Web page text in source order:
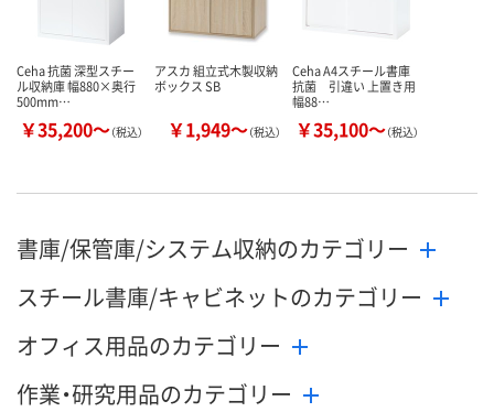
カゴへ
Ceha 抗菌 深型スチー
ル収納庫 幅880×奥行
500mm…
￥35,200～（税込）
アスカ 組立式木製収納
ボックス SB
￥1,949～（税込）
Ceha A4スチール書庫
抗菌 引違い 上置き用
幅88…
￥35,100～（税込）
書庫/保管庫/システム収納のカテゴリー
スチール書庫/キャビネットのカテゴリー
オフィス用品のカテゴリー
作業・研究用品のカテゴリー